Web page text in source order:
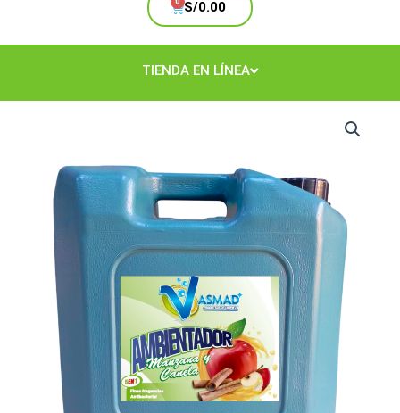
S/0.00
Cart
TIENDA EN LÍNEA
cantidad